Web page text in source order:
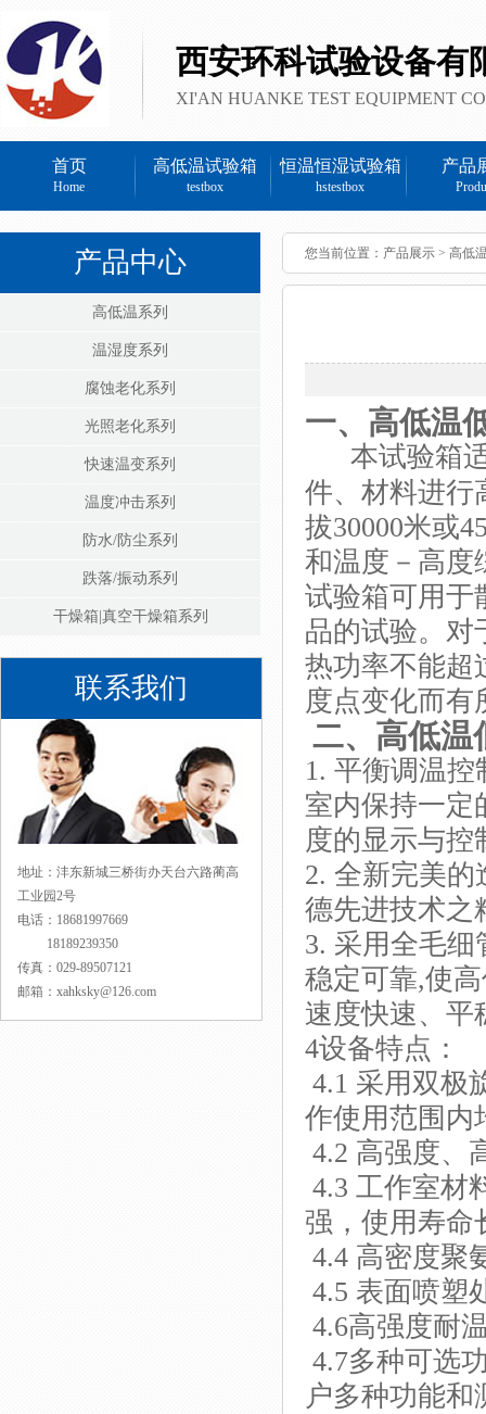
西安环科试验设备有
XI'AN HUANKE TEST EQUIPMENT
首页
Home
高低温试验箱
testbox
恒温恒湿试验箱
hstestbox
产品
产品中心
高低温系列
温湿度系列
腐蚀老化系列
光照老化系列
快速温变系列
温度冲击系列
防水/防尘系列
跌落/振动系列
干燥箱|真空干燥箱系列
联系我们
地址：沣东新城三桥街办天台六路蔺高
工业园2号
电话：18681997669
18189239350
传真：029-89507121
邮箱：xahksky@126.com
您当前位置： 产品展示 > 高低
一、 高低温
本试验箱
件、材料进行
拔30000米或
和温度－高度
试验箱可用于
品的试验。对
热功率不能超
度点变化而有
二、 高低温
1. 平衡调温控
室内保持一定
度的显示与控
2. 全新完美
德先进技术之
3. 采用全毛
稳定可靠,使
速度快速、平
4设备特点：
4.1 采用双极
作使用范围内
4.2 高强度、
4.3 工作室材
强，使用寿命
4.4 高密度聚
4.5 表面喷塑
4.6高强度耐
4.7多种可选
户多种功能和